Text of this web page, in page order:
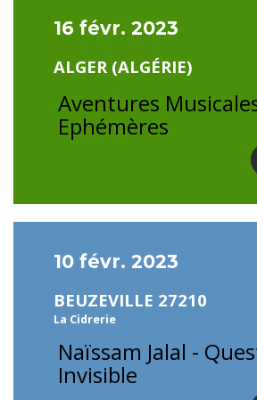
16 févr. 2023
ALGER (ALGÉRIE)
Aventures
Ephémères
10 févr. 2023
BEUZEVILLE 27210
La Cidrerie
Naïssam Jalal -
Invisible